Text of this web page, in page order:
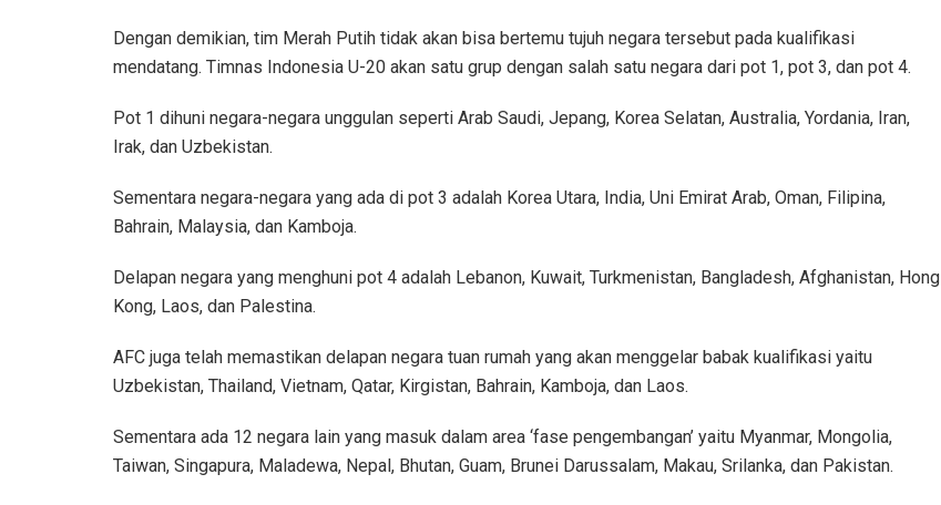
Dengan demikian, tim Merah Putih tidak akan bisa bertemu tujuh negara tersebut pada kualifikasi
mendatang. Timnas Indonesia U-20 akan satu grup dengan salah satu negara dari pot 1, pot 3, dan pot 4.
Pot 1 dihuni negara-negara unggulan seperti Arab Saudi, Jepang, Korea Selatan, Australia, Yordania, Iran,
Irak, dan Uzbekistan.
Sementara negara-negara yang ada di pot 3 adalah Korea Utara, India, Uni Emirat Arab, Oman, Filipina,
Bahrain, Malaysia, dan Kamboja.
Delapan negara yang menghuni pot 4 adalah Lebanon, Kuwait, Turkmenistan, Bangladesh, Afghanistan, Hong
Kong, Laos, dan Palestina.
AFC juga telah memastikan delapan negara tuan rumah yang akan menggelar babak kualifikasi yaitu
Uzbekistan, Thailand, Vietnam, Qatar, Kirgistan, Bahrain, Kamboja, dan Laos.
Sementara ada 12 negara lain yang masuk dalam area ‘fase pengembangan’ yaitu Myanmar, Mongolia,
Taiwan, Singapura, Maladewa, Nepal, Bhutan, Guam, Brunei Darussalam, Makau, Srilanka, dan Pakistan.